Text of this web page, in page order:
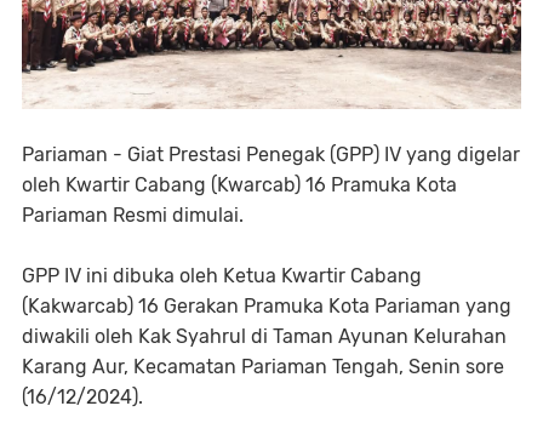
Pariaman - Giat Prestasi Penegak (GPP) IV yang digelar
oleh Kwartir Cabang (Kwarcab) 16 Pramuka Kota
Pariaman Resmi dimulai.
GPP IV ini dibuka oleh Ketua Kwartir Cabang
(Kakwarcab) 16 Gerakan Pramuka Kota Pariaman yang
diwakili oleh Kak Syahrul di Taman Ayunan Kelurahan
Karang Aur, Kecamatan Pariaman Tengah, Senin sore
(16/12/2024).